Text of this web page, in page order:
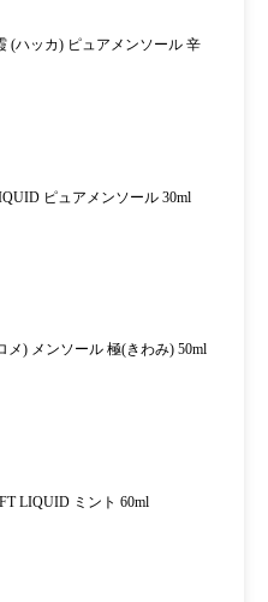
(ハッカ) ピュアメンソール 辛
ピュアメンソール 30ml
メ) メンソール 極(きわみ) 50ml
LIQUID ミント 60ml